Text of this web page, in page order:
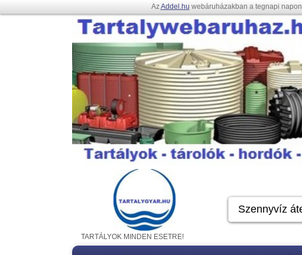
AzAddel.hu webáruházakban a tegnapi napon
TARTÁLYOK MINDEN ESETRE!